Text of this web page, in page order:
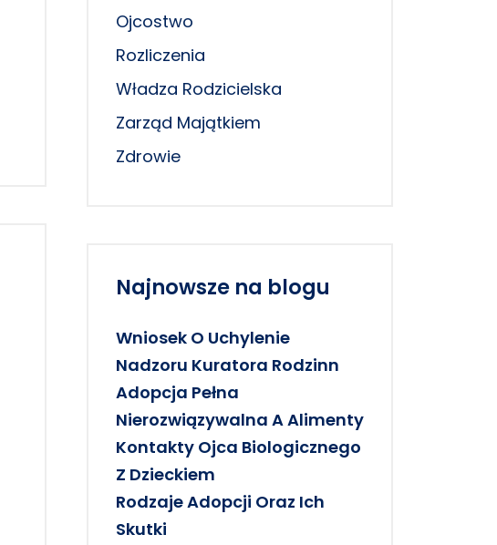
Ojcostwo
Rozliczenia
Władza Rodzicielska
Zarząd Majątkiem
Zdrowie
Najnowsze na blogu
Wniosek O Uchylenie
Nadzoru Kuratora Rodzinn
Adopcja Pełna
Nierozwiązywalna A Alimenty
Kontakty Ojca Biologicznego
Z Dzieckiem
Rodzaje Adopcji Oraz Ich
Skutki